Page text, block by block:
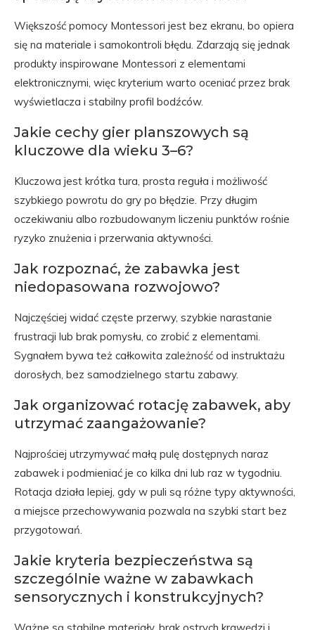
Większość pomocy Montessori jest bez ekranu, bo opiera
się na materiale i samokontroli błędu. Zdarzają się jednak
produkty inspirowane Montessori z elementami
elektronicznymi, więc kryterium warto oceniać przez brak
wyświetlacza i stabilny profil bodźców.
Jakie cechy gier planszowych są
kluczowe dla wieku 3–6?
Kluczowa jest krótka tura, prosta reguła i możliwość
szybkiego powrotu do gry po błędzie. Przy długim
oczekiwaniu albo rozbudowanym liczeniu punktów rośnie
ryzyko znużenia i przerwania aktywności.
Jak rozpoznać, że zabawka jest
niedopasowana rozwojowo?
Najczęściej widać częste przerwy, szybkie narastanie
frustracji lub brak pomysłu, co zrobić z elementami.
Sygnałem bywa też całkowita zależność od instruktażu
dorosłych, bez samodzielnego startu zabawy.
Jak organizować rotację zabawek, aby
utrzymać zaangażowanie?
Najprościej utrzymywać małą pulę dostępnych naraz
zabawek i podmieniać je co kilka dni lub raz w tygodniu.
Rotacja działa lepiej, gdy w puli są różne typy aktywności,
a miejsce przechowywania pozwala na szybki start bez
przygotowań.
Jakie kryteria bezpieczeństwa są
szczególnie ważne w zabawkach
sensorycznych i konstrukcyjnych?